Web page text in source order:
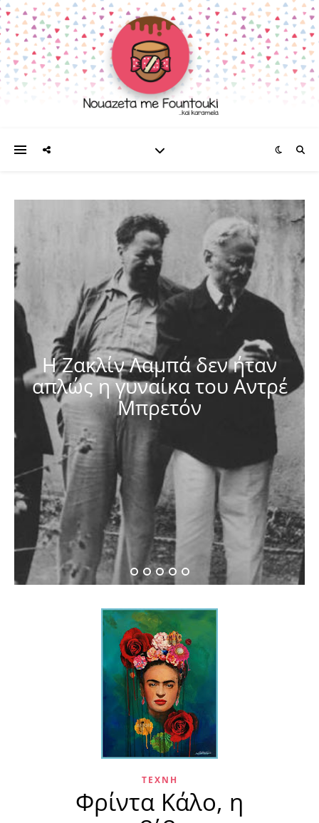
Η Ζακλίν Λαμπά δεν ήταν
απλώς η γυναίκα του Αντρέ
Μπρετόν
ΤΈΧΝΗ
Φρίντα Κάλο, η